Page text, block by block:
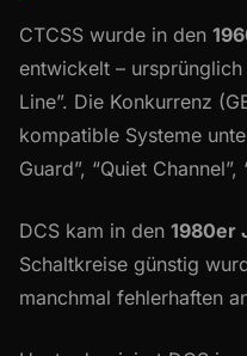
CTCSS wurde in den
entwickelt –
Line”. Die Konkurrenz
kompatible Systeme
Guard”, “Quiet Channel”,
DCS kam in den 1980er
Schaltkreise günstig
manchmal fehlerhaften